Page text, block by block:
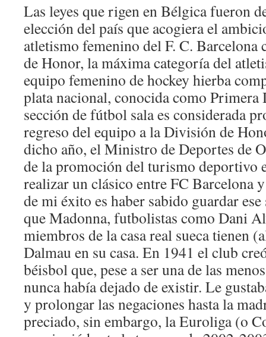
Las leyes que rigen en Bélgica fueron
elección del país que acogiera el
atletismo femenino del F. C.
de Honor, la máxima categoría del
equipo femenino de hockey hierba
plata nacional, conocida como
sección de fútbol sala es considerada
regreso del equipo a la División de
dicho año, el Ministro de Deportes de
de la promoción del turismo deportivo
realizar un clásico entre FC Barcelona
de mi éxito es haber sabido guardar
que Madonna, futbolistas como Dani
miembros de la casa real sueca tienen
Dalmau en su casa. En 1941 el club
béisbol que, pese a ser una de las
nunca había dejado de existir. Le
y prolongar las negaciones hasta la
preciado, sin embargo, la Euroliga (o